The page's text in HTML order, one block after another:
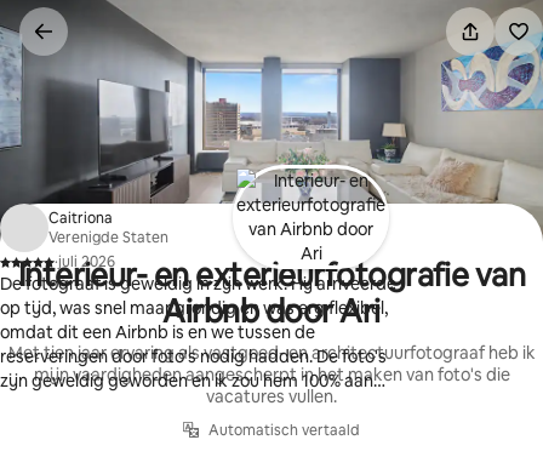
direct
naar
inhoud
Interieur- en exterieurfotografie van
Airbnb door Ari
Met tien jaar ervaring als vastgoed- en architectuurfotograaf heb ik
mijn vaardigheden aangescherpt in het maken van foto's die
vacatures vullen.
Automatisch vertaald
Caitriona
Verenigde Staten
,
·juli 2026
De fotograaf is geweldig in zijn werk. Hij arriveerde
op tijd, was snel maar grondig en was erg flexibel,
omdat dit een Airbnb is en we tussen de
reserveringen door foto's nodig hadden. De foto's
zijn geweldig geworden en ik zou hem 100% aan
zelfs een paar foto's tegen een kleine vergoeding.